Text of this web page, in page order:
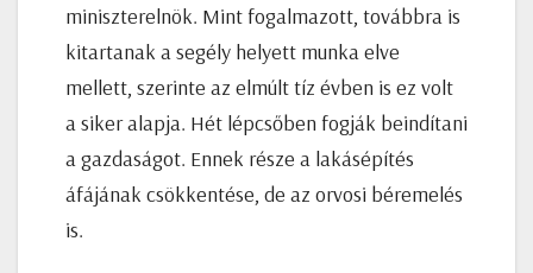
miniszterelnök. Mint fogalmazott, továbbra is
kitartanak a segély helyett munka elve
mellett, szerinte az elmúlt tíz évben is ez volt
a siker alapja. Hét lépcsőben fogják beindítani
a gazdaságot. Ennek része a lakásépítés
áfájának csökkentése, de az orvosi béremelés
is.